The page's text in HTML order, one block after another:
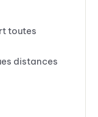
toutes
distances